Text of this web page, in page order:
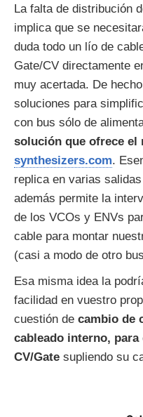
La falta de distribución
implica que se
duda todo un lío de
Gate/CV directamente
muy acertada. De
soluciones para
con bus sólo de
solución que ofrece el
synthesizers.com.
replica en varias
además permite la
de los VCOs y ENVs
cable para montar
(casi a modo de otro
Esa misma idea la
facilidad en vuestro
cuestión de cambio de
cableado interno,
CV/Gate supliendo su